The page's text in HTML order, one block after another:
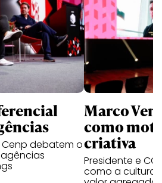
Cenp debatem o
Marco
como
criativa
Presidente e
como a cultura